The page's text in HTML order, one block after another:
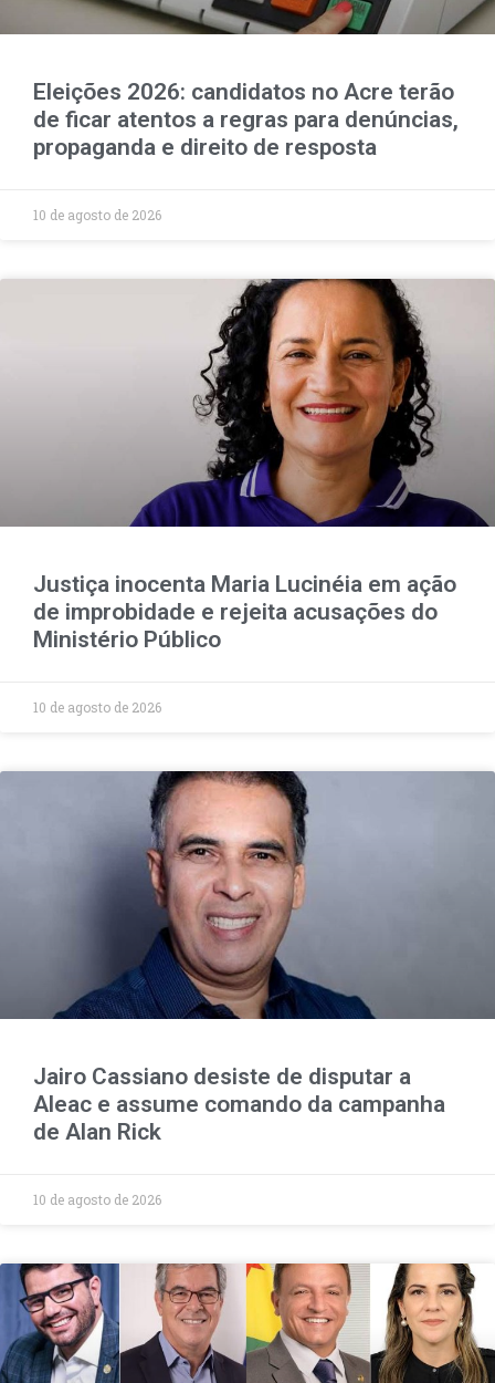
Eleições 2026: candidatos no Acre terão
de ficar atentos a regras para denúncias,
propaganda e direito de resposta
10 de agosto de 2026
Justiça inocenta Maria Lucinéia em ação
de improbidade e rejeita acusações do
Ministério Público
10 de agosto de 2026
Jairo Cassiano desiste de disputar a
Aleac e assume comando da campanha
de Alan Rick
10 de agosto de 2026